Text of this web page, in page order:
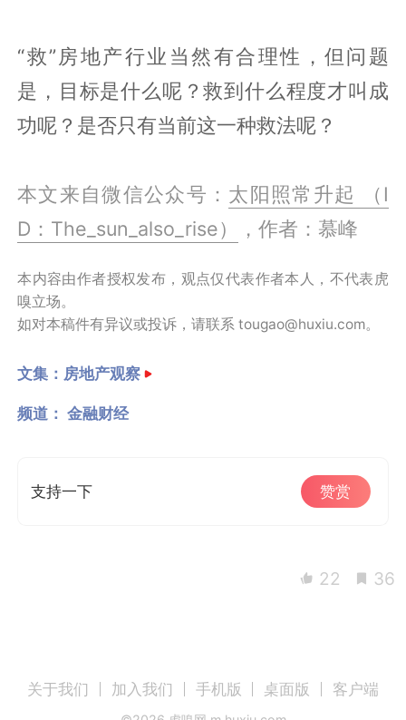
“救”房地产行业当然有合理性，但问题
是，目标是什么呢？救到什么程度才叫成
功呢？是否只有当前这一种救法呢？
本文来自微信公众号： 太阳照常升起 （I
D：The_sun_also_rise）
，作者：慕峰
本内容由作者授权发布，观点仅代表作者本人，不代表虎
嗅立场。
如对本稿件有异议或投诉，请联系 tougao@huxiu.com。
文集： 房地产观察
频道： 金融财经
支持一下 赞赏
22 36
关于我们 加入我们 手机版 桌面版 客户端